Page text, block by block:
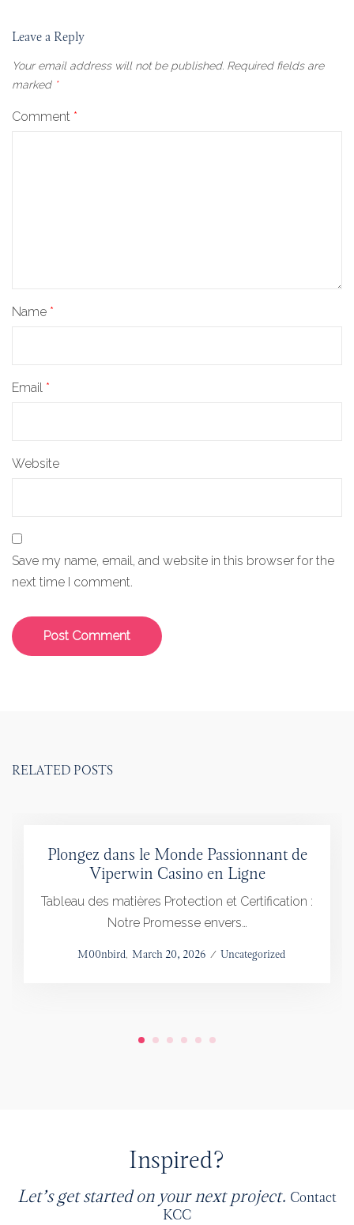
Leave a Reply
Your email address will not be published. Required fields are
marked *
Comment *
Name *
Email *
Website
Save my name, email, and website in this browser for the
next time I comment.
RELATED POSTS
Plongez dans le Monde Passionnant de
Viperwin Casino en Ligne
Tableau des matières Protection et Certification :
Notre Promesse envers…
byM00nbird Posted
March 20, 2026
Posted
Uncategorized
Inspired?
Let’s get started on your next project. Contact
KCC